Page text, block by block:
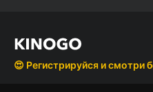
😍 Регистрируйся и смотри